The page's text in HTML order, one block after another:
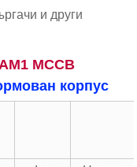
и други
MCCB
корпус